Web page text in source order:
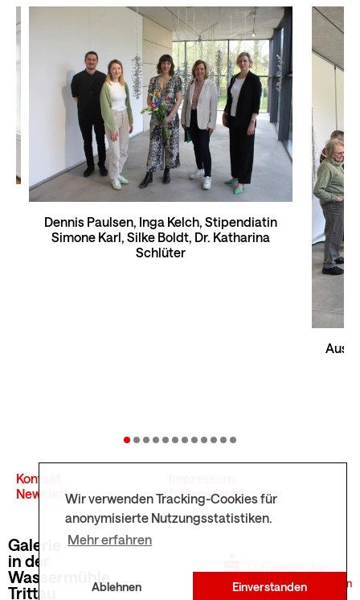
Wir verwenden Tracking-Cookies für
anonymisierte Nutzungsstatistiken.
Mehr erfahren
Ablehnen Einverstanden
Dennis Paulsen, Inga Kelch, Stipendiatin
Simone Karl, Silke Boldt, Dr. Katharina
Schlüter
Galerie
in der
Wassermühle
Trittau
Kontakt
Newsletter
Datenschutz